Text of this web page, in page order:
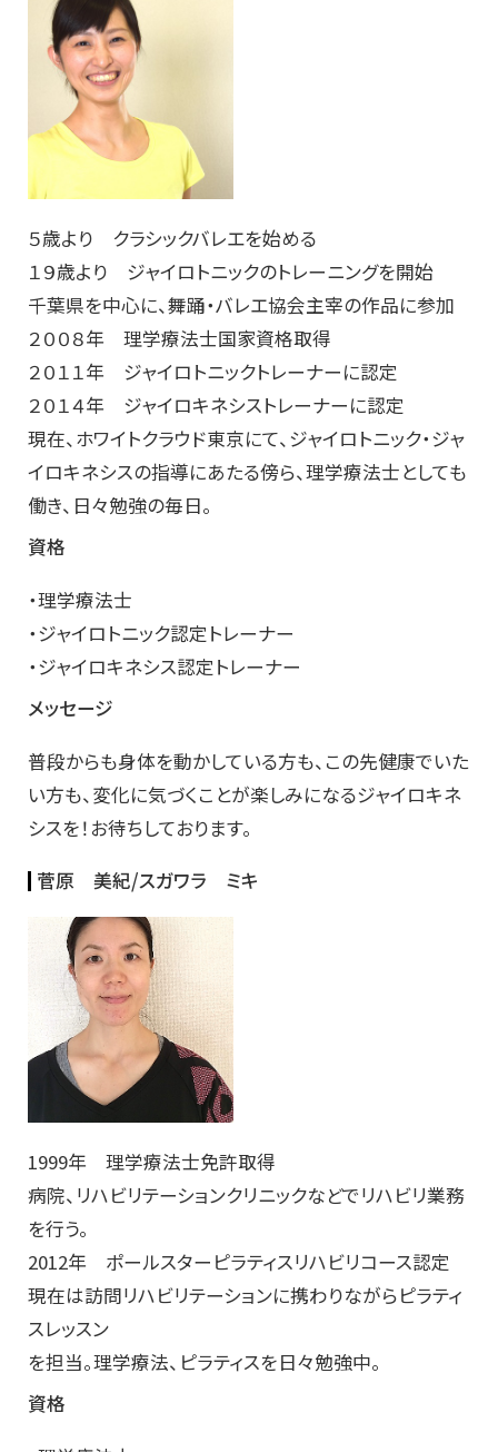
５歳より クラシックバレエを始める
１９歳より ジャイロトニックのトレーニングを開始
千葉県を中心に、舞踊・バレエ協会主宰の作品に参加
２００８年 理学療法士国家資格取得
２０１１年 ジャイロトニックトレーナーに認定
２０１４年 ジャイロキネシストレーナーに認定
現在、ホワイトクラウド東京にて、ジャイロトニック・ジャ
イロキネシスの指導にあたる傍ら、理学療法士としても
働き、日々勉強の毎日。
資格
・理学療法士
・ジャイロトニック認定トレーナー
・ジャイロキネシス認定トレーナー
メッセージ
普段からも身体を動かしている方も、この先健康でいた
い方も、変化に気づくことが楽しみになるジャイロキネ
シスを！お待ちしております。
菅原 美紀/スガワラ ミキ
1999年 理学療法士免許取得
病院、リハビリテーションクリニックなどでリハビリ業務
を行う。
2012年 ポールスターピラティスリハビリコース認定
現在は訪問リハビリテーションに携わりながらピラティ
スレッスン
を担当。理学療法、ピラティスを日々勉強中。
資格